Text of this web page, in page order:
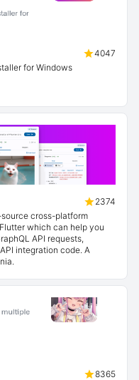
4047
for Windows
2374
cross-platform
which can help you
API requests,
integration code. A
8365